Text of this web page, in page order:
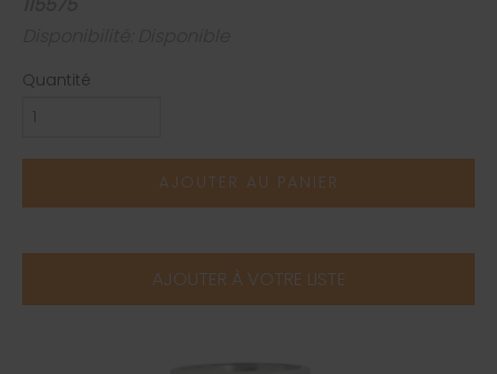
Quantité
AJOUTER AU PANIER
AJOUTER À VOTRE LISTE